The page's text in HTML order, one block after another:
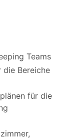
Teams
die Bereiche
für die